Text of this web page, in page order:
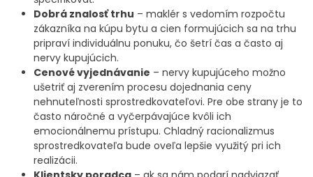
Dobrá znalosť trhu – maklér s vedomím rozpočtu
zákazníka na kúpu bytu a cien formujúcich sa na trhu
pripraví individuálnu ponuku, čo šetrí čas a často aj
nervy kupujúcich.
Cenové vyjednávanie – nervy kupujúceho možno
ušetriť aj zverením procesu dojednania ceny
nehnuteľnosti sprostredkovateľovi. Pre obe strany je to
často náročné a vyčerpávajúce kvôli ich
emocionálnemu prístupu. Chladný racionalizmus
sprostredkovateľa bude oveľa lepšie využitý pri ich
realizácii.